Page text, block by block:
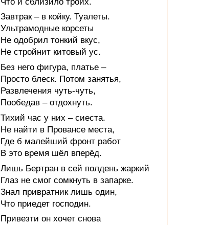
Завтрак – в койку. Туалеты.
Ультрамодные корсеты
Не одобрил тонкий вкус,
Не стройнит китовый ус.
Без него фигура, платье –
Просто блеск. Потом занятья,
Развлечения чуть-чуть,
Пообедав – отдохнуть.
Тихий час у них – сиеста.
Не найти в Провансе места,
Где б малейший фронт работ
В это время шёл вперёд.
Лишь Бертран в сей полдень жаркий
Глаз не смог сомкнуть в запарке.
Знал привратник лишь один,
Что приедет господин.
Привезти он хочет снова